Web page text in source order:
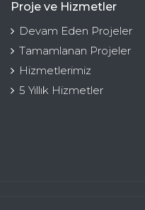
Proje ve Hizmetler
Devam Eden Projeler
Tamamlanan Projeler
Hizmetlerimiz
5 Yıllık Hizmetler